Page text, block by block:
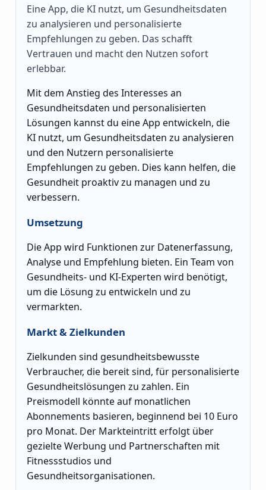
Eine App, die KI nutzt, um Gesundheitsdaten
zu analysieren und personalisierte
Empfehlungen zu geben. Das schafft
Vertrauen und macht den Nutzen sofort
erlebbar.
Mit dem Anstieg des Interesses an
Gesundheitsdaten und personalisierten
Lösungen kannst du eine App entwickeln, die
KI nutzt, um Gesundheitsdaten zu analysieren
und den Nutzern personalisierte
Empfehlungen zu geben. Dies kann helfen, die
Gesundheit proaktiv zu managen und zu
verbessern.
Umsetzung
Die App wird Funktionen zur Datenerfassung,
Analyse und Empfehlung bieten. Ein Team von
Gesundheits- und KI-Experten wird benötigt,
um die Lösung zu entwickeln und zu
vermarkten.
Markt & Zielkunden
Zielkunden sind gesundheitsbewusste
Verbraucher, die bereit sind, für personalisierte
Gesundheitslösungen zu zahlen. Ein
Preismodell könnte auf monatlichen
Abonnements basieren, beginnend bei 10 Euro
pro Monat. Der Markteintritt erfolgt über
gezielte Werbung und Partnerschaften mit
Fitnessstudios und
Gesundheitsorganisationen.